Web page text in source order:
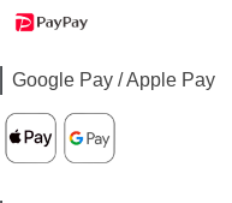
Google Pay / Apple Pay